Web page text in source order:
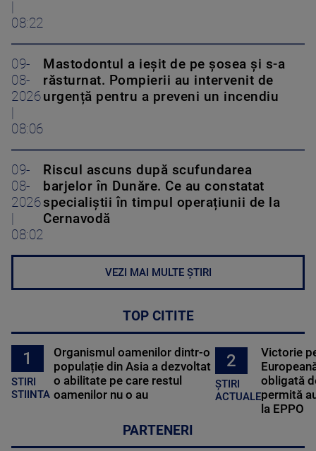
08:22
09-
08-
2026
08:06
Mastodontul a ieșit de pe șosea și s-a
răsturnat. Pompierii au intervenit de
urgență pentru a preveni un incendiu
09-
08-
2026
08:02
Riscul ascuns după scufundarea
barjelor în Dunăre. Ce au constatat
specialiștii în timpul operațiunii de la
Cernavodă
VEZI MAI MULTE ȘTIRI
TOP CITITE
1
STIRI
STIINTA
Organismul oamenilor dintr-o
populație din Asia a dezvoltat
o abilitate pe care restul
oamenilor nu o au
2
ȘTIRI
ACTUALE
Victorie
obligată
permită
la EPPO
PARTENERI